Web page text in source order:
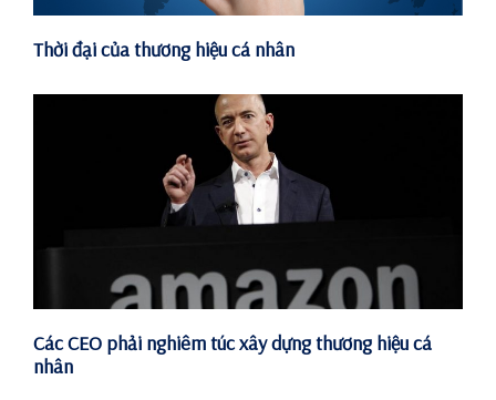
Thời đại của thương hiệu cá nhân
Các CEO phải nghiêm túc xây dựng thương hiệu cá
nhân